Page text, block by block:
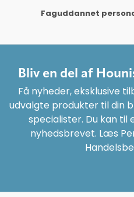
Faguddannet
Bliv en del af
Få nyheder, eksklusive
udvalgte produkter til din
specialister. Du kan til
nyhedsbrevet. Læs